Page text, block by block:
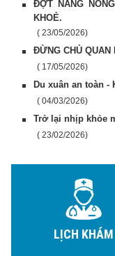
ĐỢT NẮNG
KHOẺ.
( 23/05/2026)
ĐỪNG CHỦ QUAN
( 17/05/2026)
Du xuân an toàn
( 04/03/2026)
Trở lại nhịp khỏe
( 23/02/2026)
LỊCH KHÁM